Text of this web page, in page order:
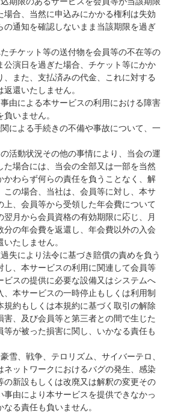
場合、当然に申込みにかかる権利は失効
の通知を確認しないまま当該期限を過ぎ
たチケット等の送付物を会員等の不在等の
公演日を過ぎた場合、チケット等にかか
、また、支払済みの代金、これに対する
還いたしません。
事由による本サービスの利用における障害
いません。
関による手続きの不備や事故について、一
活動状況その他の事情により、当会の運
た場合には、当会の全部又は一部を当然
かわらず何らの責任を負うことなく、解
この場合、当社は、会員等に対し、本サ
上、会員等から受領した年会費について
翌月から会員資格の有効期限に応じ、月
分の年会費を返還し、年会費以外の入会
たしません。
失により法令に基づき賠償の責めを負う
し、本サービスの利用に関連して会員等
ビスの提供に必要な設備又はシステムへ
本サービスの一時停止もしくは利用制
規約もしくは本規約に基づく取引の解除
害、及び会員等と第三者との間で生じた
等が被った損害に関し、いかなる責任も
雪、戦争、テロリズム、サイバーテロ、
ネットワークにおけるバグの発生、感染
の新設もしくは改廃又は解釈の変更その
事由により本サービスを提供できなかっ
る責任も負いません。